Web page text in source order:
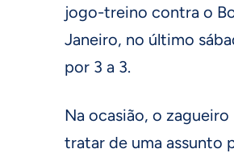
jogo-treino contra o
Janeiro, no último
por 3 a 3.
Na ocasião, o
tratar de uma assunto